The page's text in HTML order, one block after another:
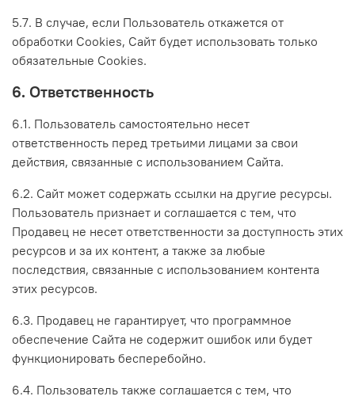
5.7. В случае, если Пользователь откажется от
обработки Сookies, Сайт будет использовать только
обязательные Cookies.
6. Ответственность
6.1. Пользователь самостоятельно несет
ответственность перед третьими лицами за свои
действия, связанные с использованием Сайта.
6.2. Сайт может содержать ссылки на другие ресурсы.
Пользователь признает и соглашается с тем, что
Продавец не несет ответственности за доступность этих
ресурсов и за их контент, а также за любые
последствия, связанные с использованием контента
этих ресурсов.
6.3. Продавец не гарантирует, что программное
обеспечение Сайта не содержит ошибок или будет
функционировать бесперебойно.
6.4. Пользователь также соглашается с тем, что